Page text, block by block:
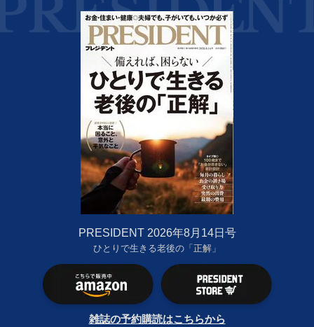
PRESIDENT 2026年8月14日号
ひとりで生きる老後の「正解」
雑誌の予約購読はこちらから